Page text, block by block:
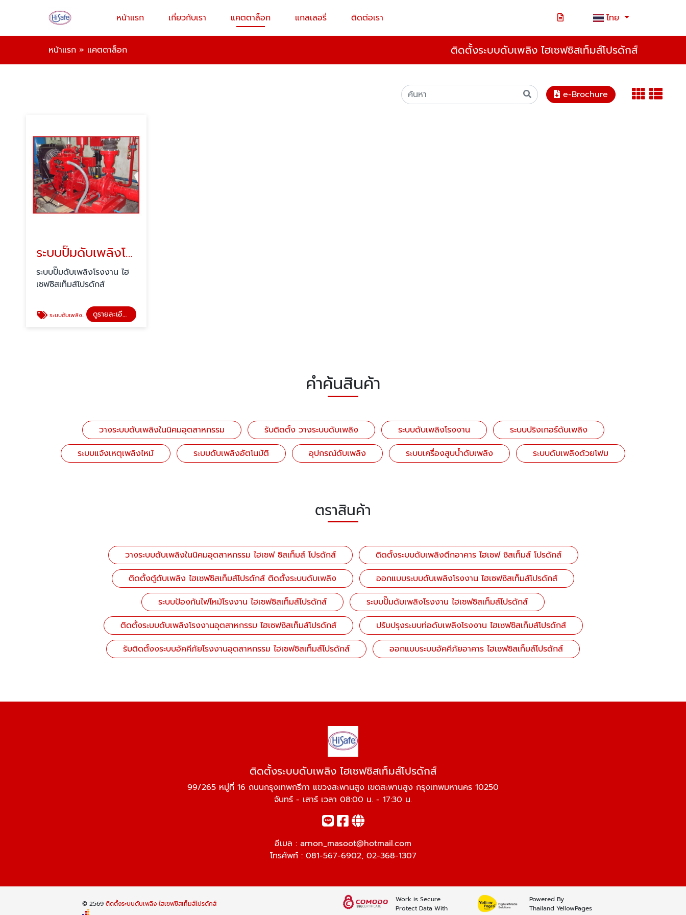
หน้าแรก เกี่ยวกับเรา แคตตาล็อก แกลเลอรี่ ติดต่อเรา ไทย
หน้าแรก » แคตตาล็อก ติดตั้งระบบดับเพลิง ไฮเซฟซิสเท็มส์โปรดักส์
e-Brochure
ระบบปั๊มดับเพลิงโรงงาน
ระบบปั๊มดับเพลิงโรงงาน ไฮ
เซฟซิสเท็มส์โปรดักส์
ระบบดับเพลิงอัตโนมัติ ดูรายละเอียด
คำค้นสินค้า
วางระบบดับเพลิงในนิคมอุตสาหกรรม รับติดตั้ง วางระบบดับเพลิง ระบบดับเพลิงโรงงาน
ระบบปริงเกอร์ดับเพลิง
ระบบแจ้งเหตุเพลิงไหม้
ระบบดับเพลิงอัตโนมัติ อุปกรณ์ดับเพลิง ระบบเครื่องสูบน้ำดับเพลิง ระบบดับเพลิงด้วยโฟม
ตราสินค้า
วางระบบดับเพลิงในนิคมอุตสาหกรรม ไฮเซฟ ซิสเท็มส์ โปรดักส์
ติดตั้งระบบดับเพลิงตึกอาคาร ไฮเซฟ ซิสเท็มส์ โปรดักส์
ติดตั้งตู้ดับเพลิง ไฮเซฟซิสเท็มส์โปรดักส์ ติดตั้งระบบดับเพลิง
ออกแบบระบบดับเพลิงโรงงาน ไฮเซฟซิสเท็มส์โปรดักส์
ระบบป้องกันไฟไหม้โรงงาน ไฮเซฟซิสเท็มส์โปรดักส์
ระบบปั๊มดับเพลิงโรงงาน ไฮเซฟซิสเท็มส์โปรดักส์
ติดตั้งระบบดับเพลิงโรงงานอุตสาหกรรม ไฮเซฟซิสเท็มส์โปรดักส์
ปรับปรุงระบบท่อดับเพลิงโรงงาน ไฮเซฟซิสเท็มส์โปรดักส์
รับติดตั้งงระบบอัคคีภัยโรงงานอุตสาหกรรม ไฮเซฟซิสเท็มส์โปรดักส์
ออกแบบระบบอัคคีภัยอาคาร ไฮเซฟซิสเท็มส์โปรดักส์
ติดตั้งระบบดับเพลิง ไฮเซฟซิสเท็มส์โปรดักส์
99/265 หมู่ที่ 16 ถนนกรุงเทพกรีฑา แขวงสะพานสูง เขตสะพานสูง กรุงเทพมหานคร 10250
จันทร์ - เสาร์ เวลา 08:00 น. - 17:30 น.
อีเมล : arnon_masoot@hotmail.com
โทรศัพท์ : 081-567-6902, 02-368-1307
© 2569ติดตั้งระบบดับเพลิง ไฮเซฟซิสเท็มส์โปรดักส์
Work is Secure
Protect Data With
Powered By
Thailand YellowPages